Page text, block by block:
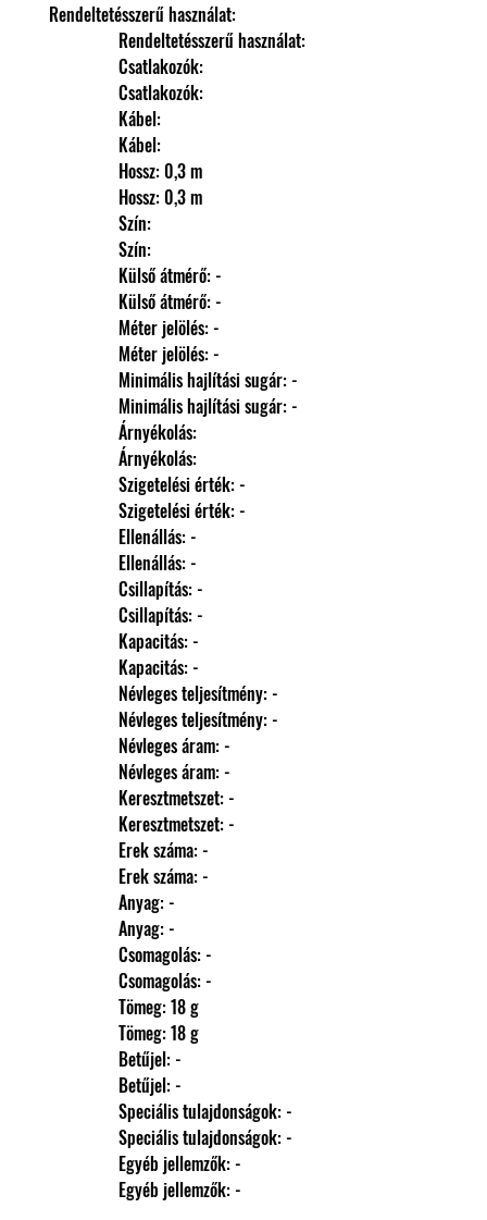
Rendeltetésszerű használat:
                Rendeltetésszerű használat:
                Csatlakozók:
                Csatlakozók:
                Kábel:
                Kábel:
                Hossz: 0,3 m
                Hossz: 0,3 m
                Szín:
                Szín:
                Külső átmérő: -
                Külső átmérő: -
                Méter jelölés: -
                Méter jelölés: -
                Minimális hajlítási sugár: -
                Minimális hajlítási sugár: -
                Árnyékolás:
                Árnyékolás:
                Szigetelési érték: -
                Szigetelési érték: -
                Ellenállás: -
                Ellenállás: -
                Csillapítás: -
                Csillapítás: -
                Kapacitás: -
                Kapacitás: -
                Névleges teljesítmény: -
                Névleges teljesítmény: -
                Névleges áram: -
                Névleges áram: -
                Keresztmetszet: -
                Keresztmetszet: -
                Erek száma: -
                Erek száma: -
                Anyag: -
                Anyag: -
                Csomagolás: -
                Csomagolás: -
                Tömeg: 18 g
                Tömeg: 18 g
                Betűjel: -
                Betűjel: -
                Speciális tulajdonságok: -
                Speciális tulajdonságok: -
                Egyéb jellemzők: -
                Egyéb jellemzők: -